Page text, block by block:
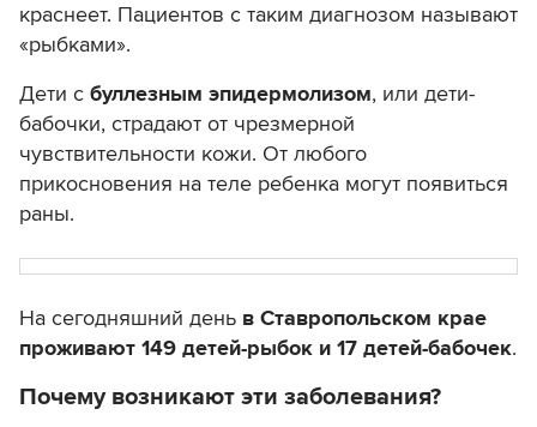
краснеет. Пациентов с таким диагнозом называют
«рыбками».
Дети с буллезным эпидермолизом, или дети-
бабочки, страдают от чрезмерной
чувствительности кожи. От любого
прикосновения на теле ребенка могут появиться
раны.
На сегодняшний день в Ставропольском крае
проживают 149 детей-рыбок и 17 детей-бабочек.
Почему возникают эти заболевания?